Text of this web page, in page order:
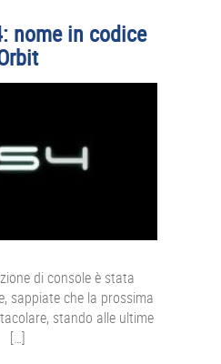
nome in codice
di console è stata
sappiate che la prossima
stando alle ultime
[…]